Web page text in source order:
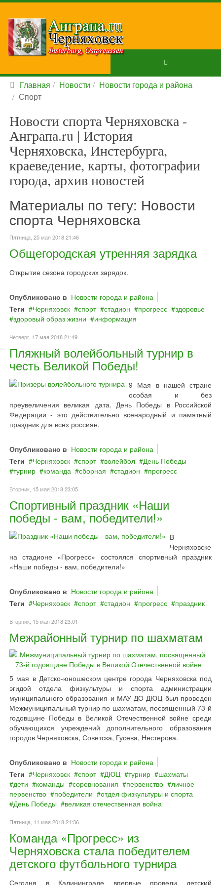
Главная Новости
Новости города и района
Спорт
Новости спорта Черняховска -
Анграпа.ru | История
Черняховска, Инстербурга,
краеведение, карты, фотографии
города, архив новостей
Материалы по тегу: Новости
спорта Черняховска
Пятница, 25 мая 2018 21:46
Общегородская утренняя зарядка
Открытие сезона городских зарядок.
Опубликовано в Новости города и района
Теги
Черняховск спорт стадион прогресс
здоровье
здоровый образ жизни
информация
Четверг, 17 мая 2018 21:49
Пляжный волейбольный турнир в
честь Великой Победы!
9 Мая в нашей стране
особая и без
преувеличения великая дата. День Победы в Российской
Федерации - это действительно всенародный и памятный
праздник для всех россиян.
Опубликовано в Новости города и района
Теги
Черняховск спорт волейбол
День Победы
турнир
команда сборная стадион прогресс
Вторник, 15 мая 2018 23:05
Спортивный праздник «Наши
победы - вам, победители!»
В
Черняховске
на стадионе «Прогресс» состоялся спортивный праздник
«Наши победы - вам, победители!»
Опубликовано в Новости города и района
Теги
Черняховск спорт стадион прогресс праздник
Вторник, 15 мая 2018 23:01
Межрайонный турнир по шахматам
5 мая в Детско-юношеском центре города Черняховска под
эгидой отдела физкультуры и спорта администрации
муниципального образования и МАУ ДО ДЮЦ был проведен
Межмуниципальный турнир по шахматам, посвященный 73-й
годовщине Победы в Великой Отечественной войне среди
обучающихся учреждений дополнительного образования
городов Черняховска, Советска, Гусева, Нестерова.
Опубликовано в Новости города и района
Теги
Черняховск спорт ДЮЦ турнир
шахматы
дети
команды соревнования первенство
личное
первенство
победители
отдел физкультуры и спорта
День Победы
великая отечественная война
Пятница, 11 мая 2018 21:36
Команда «Прогресс» из
Черняховска стала победителем
детского футбольного турнира
Сегодня в Калининграде впервые провели детский